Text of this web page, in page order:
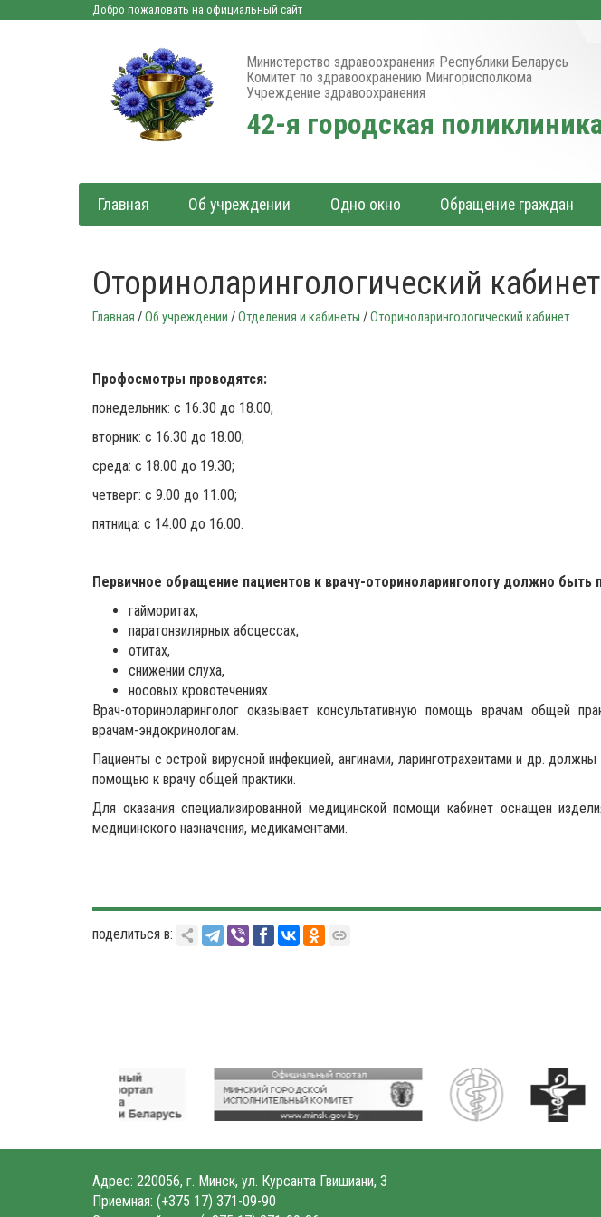
Добро пожаловать на официальный сайт
Министерство здравоохранения Республики Беларусь
Комитет по здравоохранению Мингорисполкома
Учреждение здравоохранения
42-я городская
Главная Об учреждении Одно окно Обращение граждан
Оториноларингологический кабинет
Главная /Об учреждении /Отделения и кабинеты /Оториноларингологический кабинет
Профосмотры проводятся:
понедельник: с 16.30 до 18.00;
вторник: с 16.30 до 18.00;
среда: с 18.00 до 19.30;
четверг: с 9.00 до 11.00;
пятница: с 14.00 до 16.00.
Первичное обращение пациентов к врачу-оториноларингологу должно быть
гайморитах,
паратонзилярных абсцессах,
отитах,
снижении слуха,
носовых кровотечениях.
Врач-оториноларинголог оказывает консультативную помощь врачам общей
врачам-эндокринологам.
Пациенты с острой вирусной инфекцией, ангинами, ларинготрахеитами и др.
помощью к врачу общей практики.
Для оказания специализированной медицинской помощи кабинет оснащен
медицинского назначения, медикаментами.
поделиться в:
Адрес: 220056, г. Минск, ул. Курсанта Гвишиани, 3
Приемная: (+375 17) 371-09-90